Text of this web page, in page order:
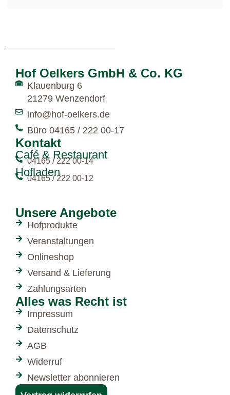
Hof Oelkers GmbH & Co. KG
Klauenburg 6
21279 Wenzendorf
info@hof-oelkers.de
Büro 04165 / 222 00-17
Kontakt
Café & Restaurant
04165 / 222 00-14
Hofladen
04165 / 222 00-12
Unsere Angebote
Hofprodukte
Veranstaltungen
Onlineshop
Versand & Lieferung
Zahlungsarten
Alles was Recht ist
Impressum
Datenschutz
AGB
Widerruf
Newsletter abonnieren